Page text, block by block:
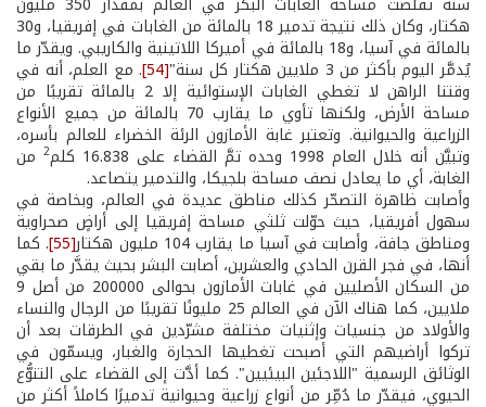
هكتار، وكان ذلك نتيجة تدمير 18 بالمائة من الغابات في إفريقيا، و30
بالمائة في آسيا، و18 بالمائة في أميركا اللاتينية والكاريبي. ويقدّر ما
يُدمَّر اليوم بأكثر من 3 ملايين هكتار كل سنة" [54] . مع العلم، أنه في
وقتنا الراهن لا تغطي الغابات الإستوائية إلا 2 بالمائة تقريبًا من
مساحة الأرض، ولكنها تأوي ما يقارب 70 بالمائة من جميع الأنواع
الزراعية والحيوانية. وتعتبر غابة الأمازون الرئة الخضراء للعالم بأسره،
وتبيَّن أنه خلال العام 1998 وحده تمَّ القضاء على 16.838 كلم 2 من
الغابة، أي ما يعادل نصف مساحة بلجيكا، والتدمير يتصاعد.
وأصابت ظاهرة التصحّر كذلك مناطق عديدة في العالم، وبخاصة في
سهول أفريقيا، حيث حوّلت ثلثي مساحة إفريقيا إلى أراضٍ صحراوية
ومناطق جافة، وأصابت في آسيا ما يقارب 104 مليون هكتار [55] . كما
أنها، في فجر القرن الحادي والعشرين، أصابت البشر بحيث يقدَّر ما بقي
من السكان الأصليين في غابات الأمازون بحوالى 200000 من أصل 9
ملايين، كما هناك الآن في العالم 25 مليونًا تقريبًا من الرجال والنساء
والأولاد من جنسيات وإثنيات مختلفة مشرّدين في الطرقات بعد أن
تركوا أراضيهم التي أصبحت تغطيها الحجارة والغبار، ويسمّون في
الوثائق الرسمية "اللاجئين البيئيين". كما أدَّت إلى القضاء على التنوُّع
الحيوي، فيقدّر ما دُمِّر من أنواع زراعية وحيوانية تدميرًا كاملاً أكثر من